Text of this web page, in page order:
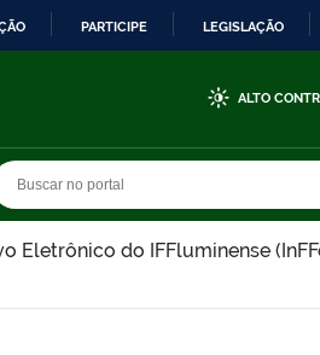
PARTICIPE LEGISLAÇÃO
ALTO
Eletrônico do IFFluminense